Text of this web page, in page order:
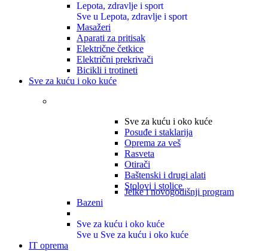
Lepota, zdravlje i sport
Sve u Lepota, zdravlje i sport
Masažeri
Aparati za pritisak
Električne četkice
Električni prekrivači
Bicikli i trotineti
Sve za kuću i oko kuće
Sve za kuću i oko kuće
Posuđe i staklarija
Oprema za veš
Rasveta
Otirači
Baštenski i drugi alati
Stolovi i stolice
Jelke i novogodišnji program
Bazeni
Sve za kuću i oko kuće
Sve u Sve za kuću i oko kuće
IT oprema